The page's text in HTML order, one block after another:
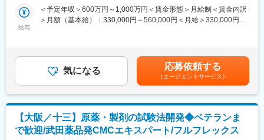
today, healthier tomorrowsの実現に貢献する
変更の範囲：会社の定める業務
・当社は2017年に「健康宣言」"Health Innovation"を策定いたし
ました。以降、「健康経営優良法人（ホワイト500）」の認定を
連続で受けており、従業員の喫煙率0%を目指しています。
給与
＜予定年収＞600万円～1,000万円＜賃金形態＞月給制＜賃金内訳
＞月額（基本給）：330,000円～560,000円＜月給＞330,000円～
金額であり、選考を通じて上下する可能性があります。月給(月額)
は固定手当を含めた表記です。
気になる 応募依頼する
（エージェントサービス）
【大阪／十三】原薬・製剤の試験法開発◆ベテランま
で歓迎/武田薬品発CMCエキスパート/フルフレックス